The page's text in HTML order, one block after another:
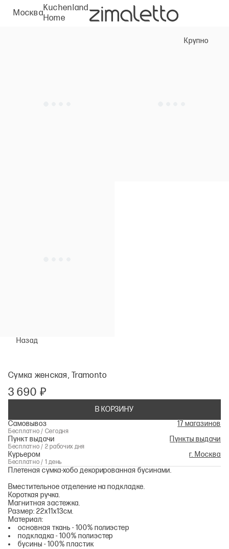
Москва
Kuchenland
Home
Крупно
Назад
Сумка женская, Tramonto
3 690 ₽
В КОРЗИНУ
Самовывоз
17 магазинов
Бесплатно / Сегодня
Пункт выдачи Пункты выдачи
Бесплатно / 2 рабочих дня
Курьером г. Москва
Бесплатно / 1 день
Плетеная сумка-хобо декорированная бусинами.
Вместительное отделение на подкладке.
Короткая ручка.
Магнитная застежка.
Размер: 22х11х13см.
Материал:
основная ткань - 100% полиэстер
подкладка - 100% полиэстер
бусины - 100% пластик